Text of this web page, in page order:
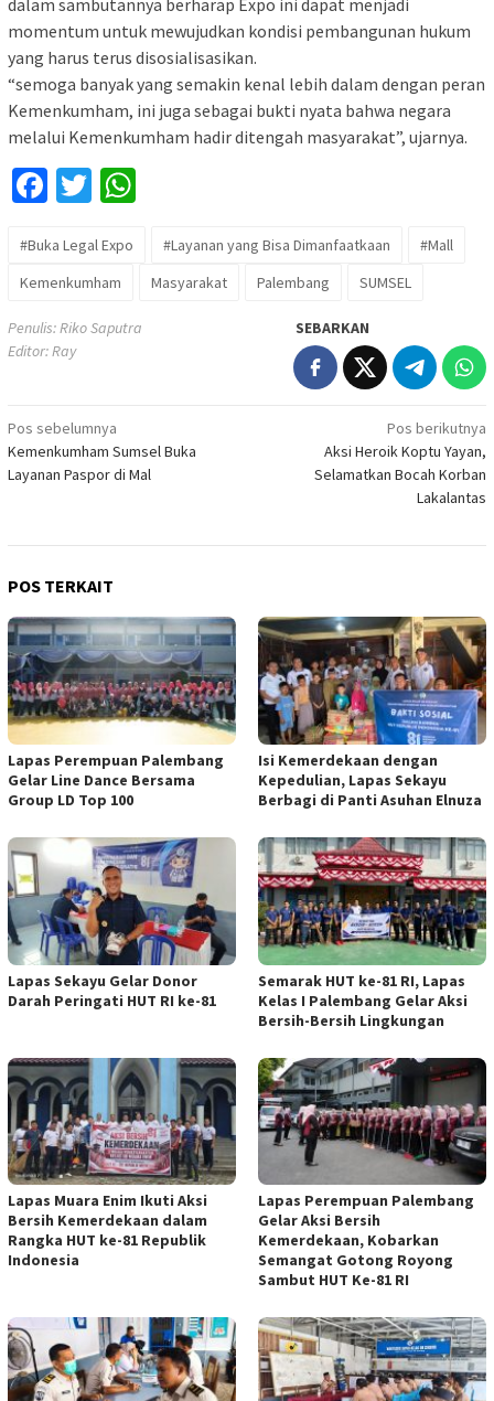
momentum untuk mewujudkan kondisi pembangunan hukum
yang harus terus disosialisasikan.
“semoga banyak yang semakin kenal lebih dalam dengan peran
Kemenkumham, ini juga sebagai bukti nyata bahwa negara
melalui Kemenkumham hadir ditengah masyarakat”, ujarnya.
Facebook
Twitter
#Buka Legal Expo #Layanan yang Bisa Dimanfaatkaan
#Mall
Kemenkumham
Masyarakat Palembang SUMSEL
Penulis: Riko Saputra
Editor: Ray
SEBARKAN
Navigasi
pos
Pos sebelumnya
Kemenkumham Sumsel Buka
Layanan Paspor di Mal
Pos berikutnya
Aksi Heroik Koptu Yayan,
Selamatkan Bocah Korban
Lakalantas
POS TERKAIT
Lapas Perempuan Palembang
Gelar Line Dance Bersama
Group LD Top 100
Isi Kemerdekaan dengan
Kepedulian, Lapas Sekayu
Berbagi di Panti Asuhan Elnuza
Lapas Sekayu Gelar Donor
Darah Peringati HUT RI ke-81
Semarak HUT ke-81 RI, Lapas
Kelas I Palembang Gelar Aksi
Bersih-Bersih Lingkungan
Lapas Muara Enim Ikuti Aksi
Bersih Kemerdekaan dalam
Rangka HUT ke-81 Republik
Indonesia
Lapas Perempuan Palembang
Gelar Aksi Bersih
Kemerdekaan, Kobarkan
Semangat Gotong Royong
Sambut HUT Ke-81 RI